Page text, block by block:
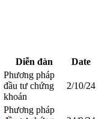
Diễn đàn
Date
Phương pháp
đầu tư chứng
khoán
2/10/24
Phương pháp